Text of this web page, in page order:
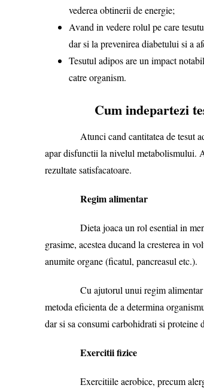
vederea obtinerii de energie;
Avand in vedere rolul pe care
dar si la prevenirea diabetului si a
Tesutul adipos are un impact
catre organism.
Cum indepartezi
Atunci cand cantitatea de tesut
apar disfunctii la nivelul metabolismului.
rezultate satisfacatoare.
Regim alimentar
Dieta joaca un rol esential in
grasime, acestea ducand la cresterea in
anumite organe (ficatul, pancreasul etc.).
Cu ajutorul unui regim alimentar
metoda eficienta de a determina
dar si sa consumi carbohidrati si proteine
Exercitii fizice
Exercitiile aerobice, precum alergarea